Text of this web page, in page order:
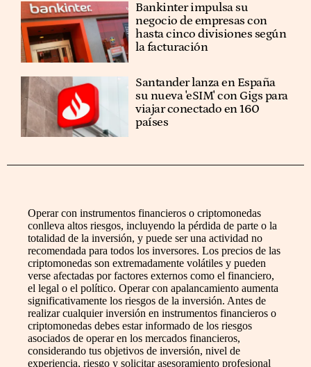
Bankinter impulsa su
negocio de empresas con
hasta cinco divisiones según
la facturación
Santander lanza en España
su nueva 'eSIM' con Gigs para
viajar conectado en 160
países
Operar con instrumentos financieros o criptomonedas
conlleva altos riesgos, incluyendo la pérdida de parte o la
totalidad de la inversión, y puede ser una actividad no
recomendada para todos los inversores. Los precios de las
criptomonedas son extremadamente volátiles y pueden
verse afectadas por factores externos como el financiero,
el legal o el político. Operar con apalancamiento aumenta
significativamente los riesgos de la inversión. Antes de
realizar cualquier inversión en instrumentos financieros o
criptomonedas debes estar informado de los riesgos
asociados de operar en los mercados financieros,
considerando tus objetivos de inversión, nivel de
experiencia, riesgo y solicitar asesoramiento profesional